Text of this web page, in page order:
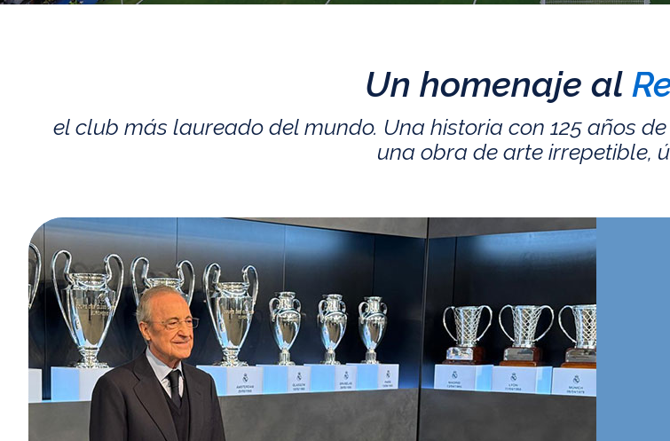
Un homenaje al
el club más laureado del mundo. Una historia con 125 años
una obra de arte irrepetible,